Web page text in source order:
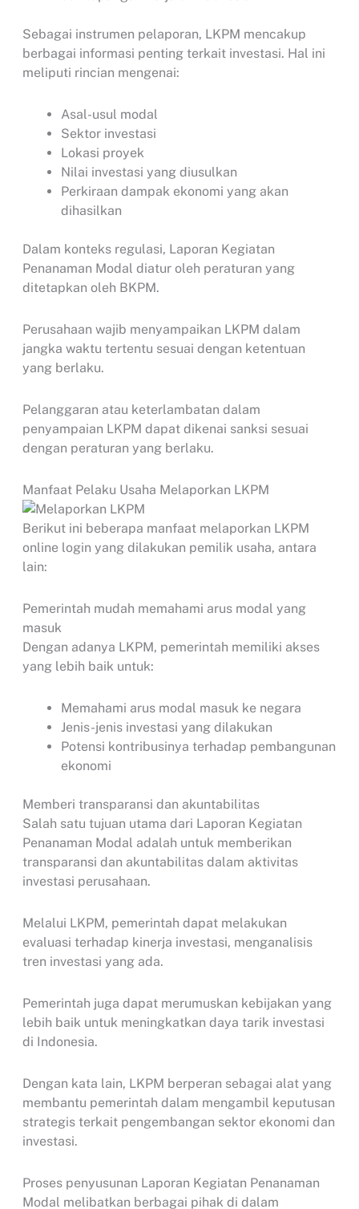
Sebagai instrumen pelaporan, LKPM mencakup
berbagai informasi penting terkait investasi. Hal ini
meliputi rincian mengenai:
Asal-usul modal
Sektor investasi
Lokasi proyek
Nilai investasi yang diusulkan
Perkiraan dampak ekonomi yang akan
dihasilkan
Dalam konteks regulasi, Laporan Kegiatan
Penanaman Modal diatur oleh peraturan yang
ditetapkan oleh BKPM.
Perusahaan wajib menyampaikan LKPM dalam
jangka waktu tertentu sesuai dengan ketentuan
yang berlaku.
Pelanggaran atau keterlambatan dalam
penyampaian LKPM dapat dikenai sanksi sesuai
dengan peraturan yang berlaku.
Manfaat Pelaku Usaha Melaporkan LKPM
Berikut ini beberapa manfaat melaporkan LKPM
online login yang dilakukan pemilik usaha, antara
lain:
Pemerintah mudah memahami arus modal yang
masuk
Dengan adanya LKPM, pemerintah memiliki akses
yang lebih baik untuk:
Memahami arus modal masuk ke negara
Jenis-jenis investasi yang dilakukan
Potensi kontribusinya terhadap pembangunan
ekonomi
Memberi transparansi dan akuntabilitas
Salah satu tujuan utama dari Laporan Kegiatan
Penanaman Modal adalah untuk memberikan
transparansi dan akuntabilitas dalam aktivitas
investasi perusahaan.
Melalui LKPM, pemerintah dapat melakukan
evaluasi terhadap kinerja investasi, menganalisis
tren investasi yang ada.
Pemerintah juga dapat merumuskan kebijakan yang
lebih baik untuk meningkatkan daya tarik investasi
di Indonesia.
Dengan kata lain, LKPM berperan sebagai alat yang
membantu pemerintah dalam mengambil keputusan
strategis terkait pengembangan sektor ekonomi dan
investasi.
Proses penyusunan Laporan Kegiatan Penanaman
Modal melibatkan berbagai pihak di dalam